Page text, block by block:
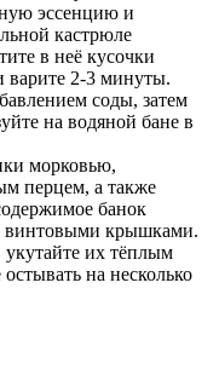
эссенцию и
кастрюле
в неё кусочки
варите 2-3 минуты.
соды, затем
на водяной бане в
морковью,
перцем, а также
банок
винтовыми крышками.
их тёплым
на несколько